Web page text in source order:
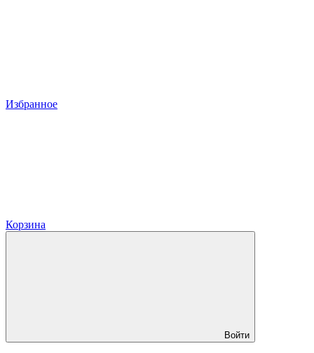
Избранное
Корзина
Войти